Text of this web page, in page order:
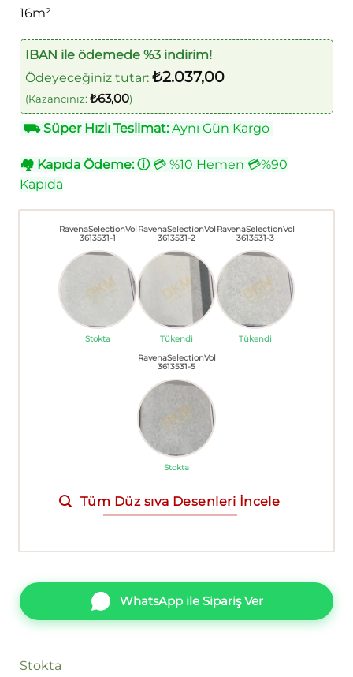
16m²
IBAN ile ödemede %3 indirim!
Ödeyeceğiniz tutar: ₺2.037,00
(Kazancınız: ₺63,00)
⛟Süper Hızlı Teslimat:Aynı Gün Kargo
🏘 Kapıda Ödeme: ⓘ💳 %10 Hemen 💳%90
Kapıda
RavenaSelectionVol
3613531-1
Stokta
RavenaSelectionVol
3613531-2
Tükendi
RavenaSelectionVol
3613531-3
Tükendi
RavenaSelectionVol
3613531-5
Stokta
Tüm Düz sıva Desenleri İncele
WhatsApp ile Sipariş Ver
Stokta